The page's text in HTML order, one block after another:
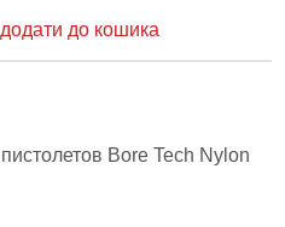
додати до кошика
Bore Tech Nylon